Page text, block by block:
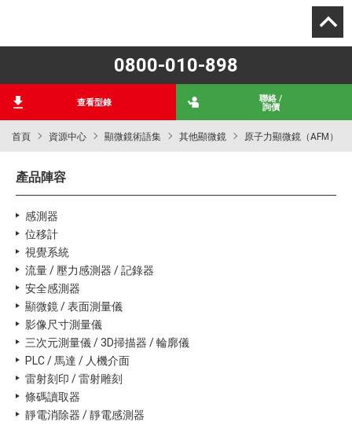
首頁 資源中心 顯微鏡術語集 其他顯微鏡 原子力顯微鏡（AFM）
0800-010-898
查看型錄
聯絡 /
詢價
產品陣容
感測器
位移計
視覺系統
流量 / 壓力感測器 / 記錄器
安全感測器
顯微鏡 / 表面測量儀
影像尺寸測量儀
三次元測量儀 / 3D掃描器 / 輪廓儀
PLC / 馬達 / 人機介面
雷射刻印 / 雷射雕刻
條碼讀取器
靜電消除器 / 靜電感測器